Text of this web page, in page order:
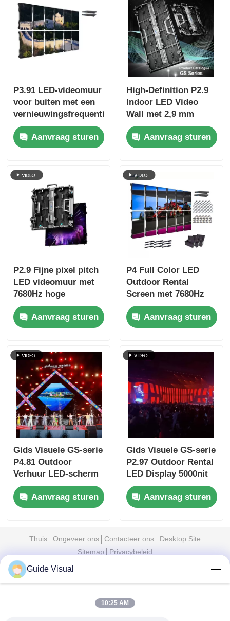
P3.91 LED-videomuur
voor buiten met een
vernieuwingsfrequentie
van 7680 Hz,
kleurendisplay en
IP65-bescherming
podiumevenementen
Aanvraag sturen
High-Definition P2.9
Indoor LED Video
Wall met 2,9 mm
Pixel Pitch 3840 Hz
Refresh Rate en
4500cd/sqm
Aanvraag sturen
P2.9 Fijne pixel pitch
LED videomuur met
7680Hz hoge
verversingsfrequentie
en dubbele stroom-
en signaalback-up
podiumgebeurtenissen
Aanvraag sturen
P4 Full Color LED
Outdoor Rental
Screen met 7680Hz
verversingsfrequentie
en IP65 waterdicht
voor HD Video Wall
Aanvraag sturen
Gids Visuele GS-serie
P4.81 Outdoor
Verhuur LED-scherm
voor instapniveau
Verhuur, 5000nit IP65
7680Hz CE
Aanvraag sturen
Gids Visuele GS-serie
P2.97 Outdoor Rental
LED Display 5000nit
IP65 voor digitale
signage, 7680Hz Dual
Backup
Aanvraag sturen
Thuis Ongeveer ons Contacteer ons
Desktop Site
Sitemap
Privacybeleid
Fabriek.Copyright © 2026 Shenzhen Guide
Guide Visual
10:25 AM